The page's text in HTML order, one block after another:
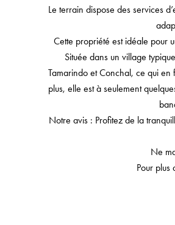
Le terrain dispose des services
Cette propriété est idéale pour
Située dans un village
Tamarindo et Conchal, ce qui en
plus, elle est à seulement
Notre avis : Profitez de la
Ne
Pour plus